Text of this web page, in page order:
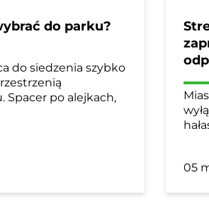
do parku?
do siedzenia szybko
Spacer po alejkach,
05